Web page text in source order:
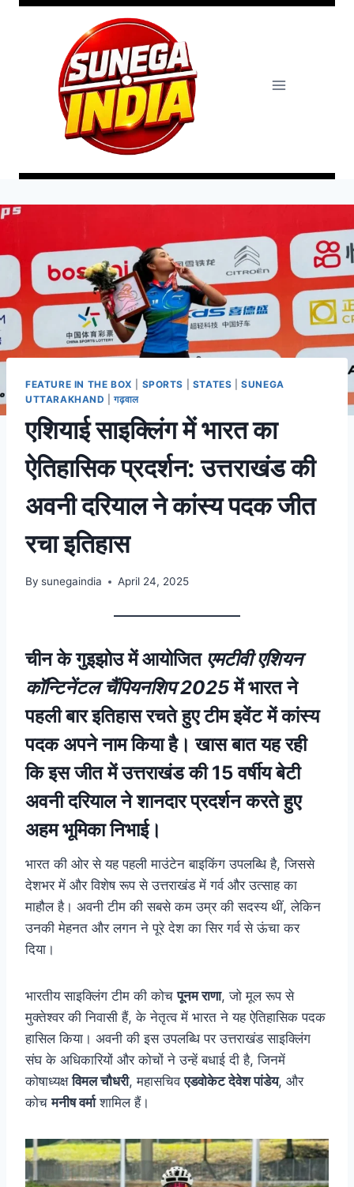
FEATURE IN THE BOX SPORTS STATES |SUNEGA
UTTARAKHAND
|गढ़वाल
एशियाई साइक्लिंग में भारत का
ऐतिहासिक प्रदर्शन: उत्तराखंड की
अवनी दरियाल ने कांस्य पदक जीत
रचा इतिहास
By sunegaindia April 24, 2025
चीन के गुइझोउ में आयोजित एमटीवी एशियन
कॉन्टिनेंटल चैंपियनशिप 2025में भारत ने
पहली बार इतिहास रचते हुए टीम इवेंट में कांस्य
पदक अपने नाम किया है। खास बात यह रही
कि इस जीत में उत्तराखंड की 15 वर्षीय बेटी
अवनी दरियालने शानदार प्रदर्शन करते हुए
अहम भूमिका निभाई।
भारत की ओर से यह पहली माउंटेन बाइकिंग उपलब्धि है, जिससे
देशभर में और विशेष रूप से उत्तराखंड में गर्व और उत्साह का
माहौल है। अवनी टीम की सबसे कम उम्र की सदस्य थीं, लेकिन
उनकी मेहनत और लगन ने पूरे देश का सिर गर्व से ऊंचा कर
दिया।
भारतीय साइक्लिंग टीम की कोचपूनम राणा, जो मूल रूप से
मुक्तेश्वर की निवासी हैं, के नेतृत्व में भारत ने यह ऐतिहासिक पदक
हासिल किया। अवनी की इस उपलब्धि पर उत्तराखंड साइक्लिंग
संघ के अधिकारियों और कोचों ने उन्हें बधाई दी है, जिनमें
कोषाध्यक्षविमल चौधरी, महासचिवएडवोकेट देवेश पांडेय, और
कोचमनीष वर्माशामिल हैं।